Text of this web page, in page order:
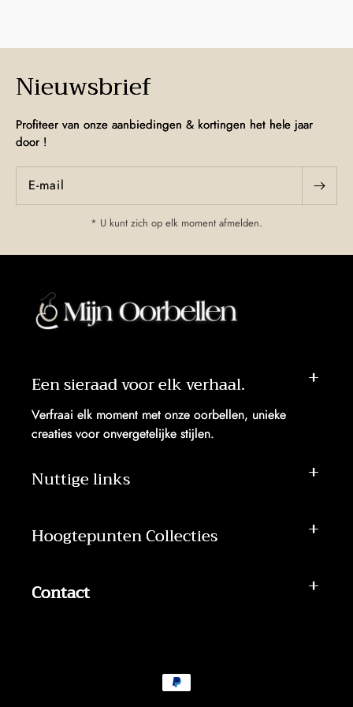
Nieuwsbrief
Profiteer van onze aanbiedingen & kortingen het hele jaar
door !
E‑mail
* U kunt zich op elk moment afmelden.
Een sieraad voor elk verhaal.
Verfraai elk moment met onze oorbellen, unieke
creaties voor onvergetelijke stijlen.
Nuttige links
Hoogtepunten Collecties
Contact
Betaalmethoden